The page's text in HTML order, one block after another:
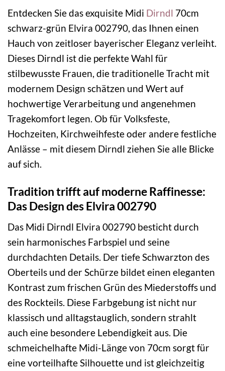
Entdecken Sie das exquisite Midi Dirndl 70cm
schwarz-grün Elvira 002790, das Ihnen einen
Hauch von zeitloser bayerischer Eleganz verleiht.
Dieses Dirndl ist die perfekte Wahl für
stilbewusste Frauen, die traditionelle Tracht mit
modernem Design schätzen und Wert auf
hochwertige Verarbeitung und angenehmen
Tragekomfort legen. Ob für Volksfeste,
Hochzeiten, Kirchweihfeste oder andere festliche
Anlässe – mit diesem Dirndl ziehen Sie alle Blicke
auf sich.
Tradition trifft auf moderne Raffinesse:
Das Design des Elvira 002790
Das Midi Dirndl Elvira 002790 besticht durch
sein harmonisches Farbspiel und seine
durchdachten Details. Der tiefe Schwarzton des
Oberteils und der Schürze bildet einen eleganten
Kontrast zum frischen Grün des Miederstoffs und
des Rockteils. Diese Farbgebung ist nicht nur
klassisch und alltagstauglich, sondern strahlt
auch eine besondere Lebendigkeit aus. Die
schmeichelhafte Midi-Länge von 70cm sorgt für
eine vorteilhafte Silhouette und ist gleichzeitig